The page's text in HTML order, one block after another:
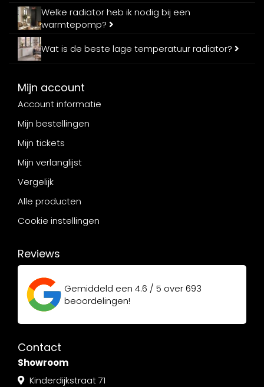
Welke radiator heb ik nodig bij een
warmtepomp?
Wat is de beste lage temperatuur radiator?
Mijn account
Account informatie
Mijn bestellingen
Mijn tickets
Mijn verlanglijst
Vergelijk
Alle producten
Cookie instellingen
Reviews
Gemiddeld een 4.6 / 5 over693
beoordelingen!
Contact
Showroom
Kinderdijkstraat 71